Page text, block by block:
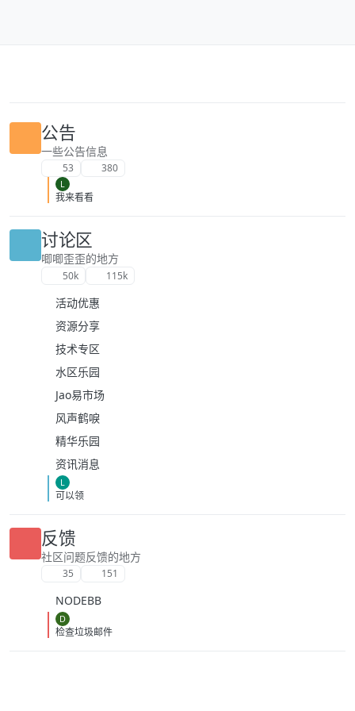
公告
一些公告信息
53 380
L
我来看看
讨论区
唧唧歪歪的地方
50k 115k
活动优惠
资源分享
技术专区
水区乐园
Jao易市场
风声鹤唳
精华乐园
资讯消息
L
可以领
反馈
社区问题反馈的地方
35 151
NODEBB
D
检查垃圾邮件